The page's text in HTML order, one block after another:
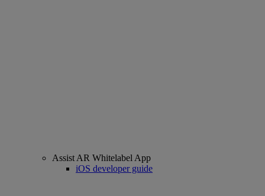
Assist AR Whitelabel App
iOS developer guide